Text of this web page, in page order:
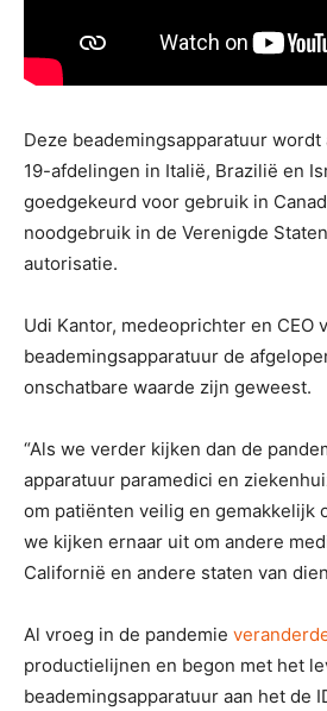
Deze beademingsapparatuur
19-afdelingen in Italië, Brazilië en
goedgekeurd voor gebruik in
noodgebruik in de Verenigde
autorisatie.
Udi Kantor, medeoprichter en CEO
beademingsapparatuur de
onschatbare waarde zijn geweest.
“Als we verder kijken dan de
apparatuur paramedici en
om patiënten veilig en gemakkelijk
we kijken ernaar uit om andere
Californië en andere staten van
Al vroeg in de pandemie
productielijnen en begon met het
beademingsapparatuur aan het de